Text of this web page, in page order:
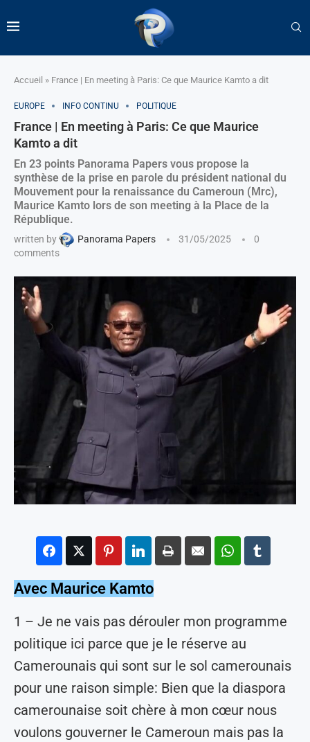
Accueil » France | En meeting à Paris: Ce que Maurice Kamto a dit
EUROPE INFO CONTINU POLITIQUE
France | En meeting à Paris: Ce que Maurice
Kamto a dit
En 23 points Panorama Papers vous propose la
synthèse de la prise en parole du président national du
Mouvement pour la renaissance du Cameroun (Mrc),
Maurice Kamto lors de son meeting à la Place de la
République.
written by Panorama Papers 31/05/2025
0
comments
Avec Maurice Kamto
1 – Je ne vais pas dérouler mon programme
politique ici parce que je le réserve au
Camerounais qui sont sur le sol camerounais
pour une raison simple: Bien que la diaspora
camerounaise soit chère à mon cœur nous
voulons gouverner le Cameroun mais pas la